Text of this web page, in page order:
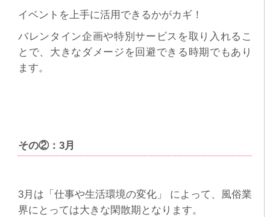
イベントを上手に活用できるかがカギ！
バレンタイン企画や特別サービスを取り入れるこ
とで、大きなダメージを回避できる時期でもあり
ます。
その②：3月
3月は「仕事や生活環境の変化」 によって、風俗業
界にとっては大きな閑散期となります。